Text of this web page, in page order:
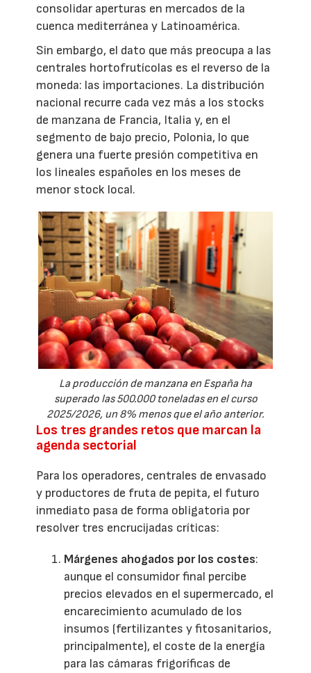
consolidar aperturas en mercados de la
cuenca mediterránea y Latinoamérica.
Sin embargo, el dato que más preocupa a las
centrales hortofrutícolas es el reverso de la
moneda: las importaciones. La distribución
nacional recurre cada vez más a los stocks
de manzana de Francia, Italia y, en el
segmento de bajo precio, Polonia, lo que
genera una fuerte presión competitiva en
los lineales españoles en los meses de
menor stock local.
La producción de manzana en España ha
superado las 500.000 toneladas en el curso
2025/2026, un 8% menos que el año anterior.
Los tres grandes retos que marcan la
agenda sectorial
Para los operadores, centrales de envasado
y productores de fruta de pepita, el futuro
inmediato pasa de forma obligatoria por
resolver tres encrucijadas críticas:
Márgenes ahogados por los costes:
aunque el consumidor final percibe
precios elevados en el supermercado, el
encarecimiento acumulado de los
insumos (fertilizantes y fitosanitarios,
principalmente), el coste de la energía
para las cámaras frigoríficas de